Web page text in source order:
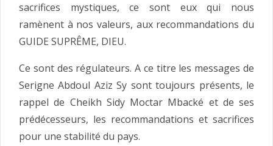
sacrifices mystiques, ce sont eux qui nous
ramènent à nos valeurs, aux recommandations du
GUIDE SUPRÊME, DIEU.
Ce sont des régulateurs. A ce titre les messages de
Serigne Abdoul Aziz Sy sont toujours présents, le
rappel de Cheikh Sidy Moctar Mbacké et de ses
prédécesseurs, les recommandations et sacrifices
pour une stabilité du pays.